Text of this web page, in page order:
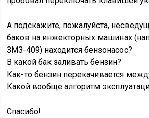
А подскажите, пожалуйста,
баков на инжекторных машинах
ЗМЗ-409) находится бензонасос?
В какой бак заливать бензин?
Как-то бензин перекачивается
Какой вообще алгоритм
Спасибо!